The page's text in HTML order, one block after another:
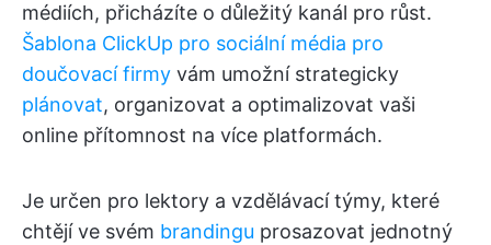
médiích, přicházíte o důležitý kanál pro růst.
Šablona ClickUp pro sociální média pro
doučovací firmy vám umožní strategicky
plánovat, organizovat a optimalizovat vaši
online přítomnost na více platformách.
Je určen pro lektory a vzdělávací týmy, které
chtějí ve svém brandingu prosazovat jednotný